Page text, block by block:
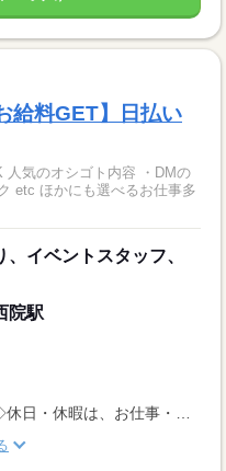
給料GET】日払い
人気のオシゴト内容 ・DMの
etc ほかにも選べるお仕事多
イベントスタッフ、
院駅
ーーーーーーーーーーーーー ◇休日・休暇は、お仕事・勤務場所により異なります！ ◇あなたの働きたいときに勤務が可能♪ 主婦(夫)さんやフリーターさんなど、 休み希望などもお気軽にお伝えくださいね。